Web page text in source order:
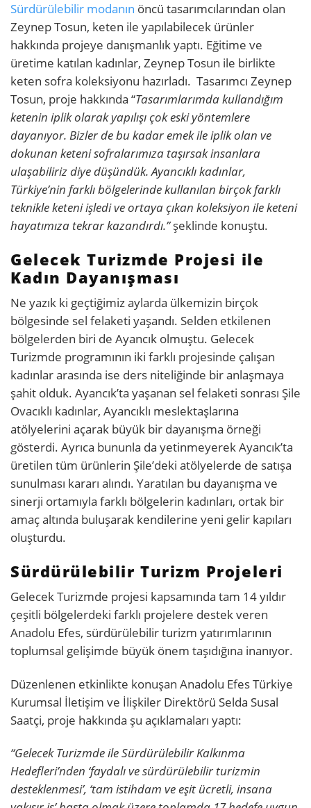
Sürdürülebilir modanın öncü tasarımcılarından olan
Zeynep Tosun, keten ile yapılabilecek ürünler
hakkında projeye danışmanlık yaptı. Eğitime ve
üretime katılan kadınlar, Zeynep Tosun ile birlikte
keten sofra koleksiyonu hazırladı. Tasarımcı Zeynep
Tosun, proje hakkında “Tasarımlarımda kullandığım
ketenin iplik olarak yapılışı çok eski yöntemlere
dayanıyor. Bizler de bu kadar emek ile iplik olan ve
dokunan keteni sofralarımıza taşırsak insanlara
ulaşabiliriz diye düşündük. Ayancıklı kadınlar,
Türkiye’nin farklı bölgelerinde kullanılan birçok farklı
teknikle keteni işledi ve ortaya çıkan koleksiyon ile keteni
hayatımıza tekrar kazandırdı.”şeklinde konuştu.
Gelecek Turizmde Projesi ile
Kadın Dayanışması
Ne yazık ki geçtiğimiz aylarda ülkemizin birçok
bölgesinde sel felaketi yaşandı. Selden etkilenen
bölgelerden biri de Ayancık olmuştu. Gelecek
Turizmde programının iki farklı projesinde çalışan
kadınlar arasında ise ders niteliğinde bir anlaşmaya
şahit olduk. Ayancık’ta yaşanan sel felaketi sonrası Şile
Ovacıklı kadınlar, Ayancıklı meslektaşlarına
atölyelerini açarak büyük bir dayanışma örneği
gösterdi. Ayrıca bununla da yetinmeyerek Ayancık’ta
üretilen tüm ürünlerin Şile’deki atölyelerde de satışa
sunulması kararı alındı. Yaratılan bu dayanışma ve
sinerji ortamıyla farklı bölgelerin kadınları, ortak bir
amaç altında buluşarak kendilerine yeni gelir kapıları
oluşturdu.
Sürdürülebilir Turizm Projeleri
Gelecek Turizmde projesi kapsamında tam 14 yıldır
çeşitli bölgelerdeki farklı projelere destek veren
Anadolu Efes, sürdürülebilir turizm yatırımlarının
toplumsal gelişimde büyük önem taşıdığına inanıyor.
Düzenlenen etkinlikte konuşan Anadolu Efes Türkiye
Kurumsal İletişim ve İlişkiler Direktörü Selda Susal
Saatçi, proje hakkında şu açıklamaları yaptı:
“Gelecek Turizmde ile Sürdürülebilir Kalkınma
Hedefleri’nden ‘faydalı ve sürdürülebilir turizmin
desteklenmesi’, ‘tam istihdam ve eşit ücretli, insana